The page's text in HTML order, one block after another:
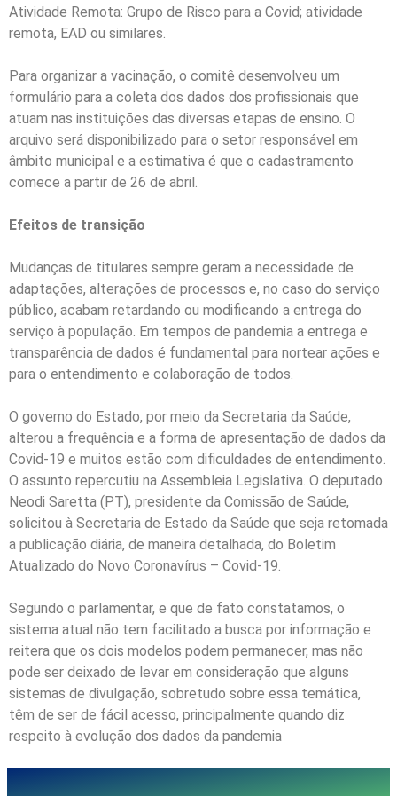
Atividade Remota: Grupo de Risco para a Covid; atividade
remota, EAD ou similares.
Para organizar a vacinação, o comitê desenvolveu um
formulário para a coleta dos dados dos profissionais que
atuam nas instituições das diversas etapas de ensino. O
arquivo será disponibilizado para o setor responsável em
âmbito municipal e a estimativa é que o cadastramento
comece a partir de 26 de abril.
Efeitos de transição
Mudanças de titulares sempre geram a necessidade de
adaptações, alterações de processos e, no caso do serviço
público, acabam retardando ou modificando a entrega do
serviço à população. Em tempos de pandemia a entrega e
transparência de dados é fundamental para nortear ações e
para o entendimento e colaboração de todos.
O governo do Estado, por meio da Secretaria da Saúde,
alterou a frequência e a forma de apresentação de dados da
Covid-19 e muitos estão com dificuldades de entendimento.
O assunto repercutiu na Assembleia Legislativa. O deputado
Neodi Saretta (PT), presidente da Comissão de Saúde,
solicitou à Secretaria de Estado da Saúde que seja retomada
a publicação diária, de maneira detalhada, do Boletim
Atualizado do Novo Coronavírus – Covid-19.
Segundo o parlamentar, e que de fato constatamos, o
sistema atual não tem facilitado a busca por informação e
reitera que os dois modelos podem permanecer, mas não
pode ser deixado de levar em consideração que alguns
sistemas de divulgação, sobretudo sobre essa temática,
têm de ser de fácil acesso, principalmente quando diz
respeito à evolução dos dados da pandemia